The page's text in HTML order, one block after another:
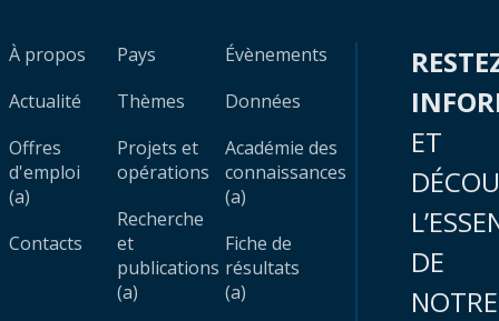
À propos
Actualité
Offres
d'emploi
(a)
Contacts
Pays
Thèmes
Projets et
opérations
Recherche
et
publications
(a)
Évènements
Données
Académie des
connaissances
(a)
Fiche de
résultats
(a)
ET
DE
NOTRE